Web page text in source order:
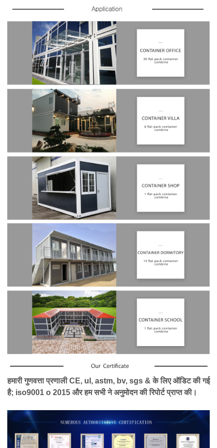
हमारी गुणवत्ता प्रणाली CE, ul, astm, bv, sgs & के लिए ऑडिट की गई
है; iso9001 o 2015 और हम सभी ने अनुमोदन की रिपोर्ट प्राप्त की।